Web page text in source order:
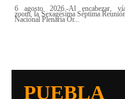
6 agosto 2026.-Al encabezar,
zoom, la Sexagésima Séptima
Nacional Plenaria Or...
PUEBLA